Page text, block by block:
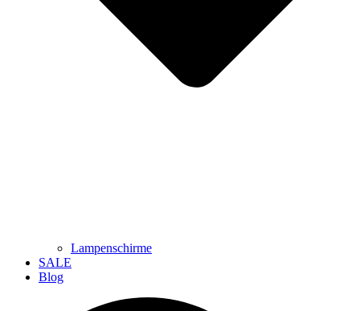
Lampenschirme
SALE
Blog